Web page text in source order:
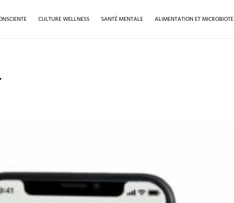
CULTURE WELLNESS SANTÉ MENTALE ALIMENTATION ET MICROBIOTE